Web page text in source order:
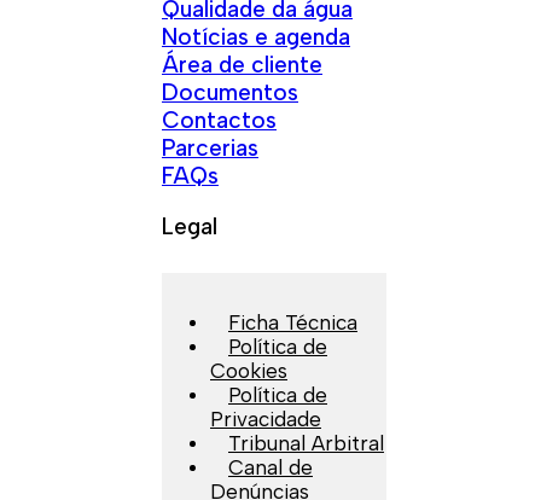
Qualidade da água
Notícias e agenda
Área de cliente
Documentos
Contactos
Parcerias
FAQs
Legal
Ficha Técnica
Política de
Cookies
Política de
Privacidade
Tribunal Arbitral
Canal de
Denúncias